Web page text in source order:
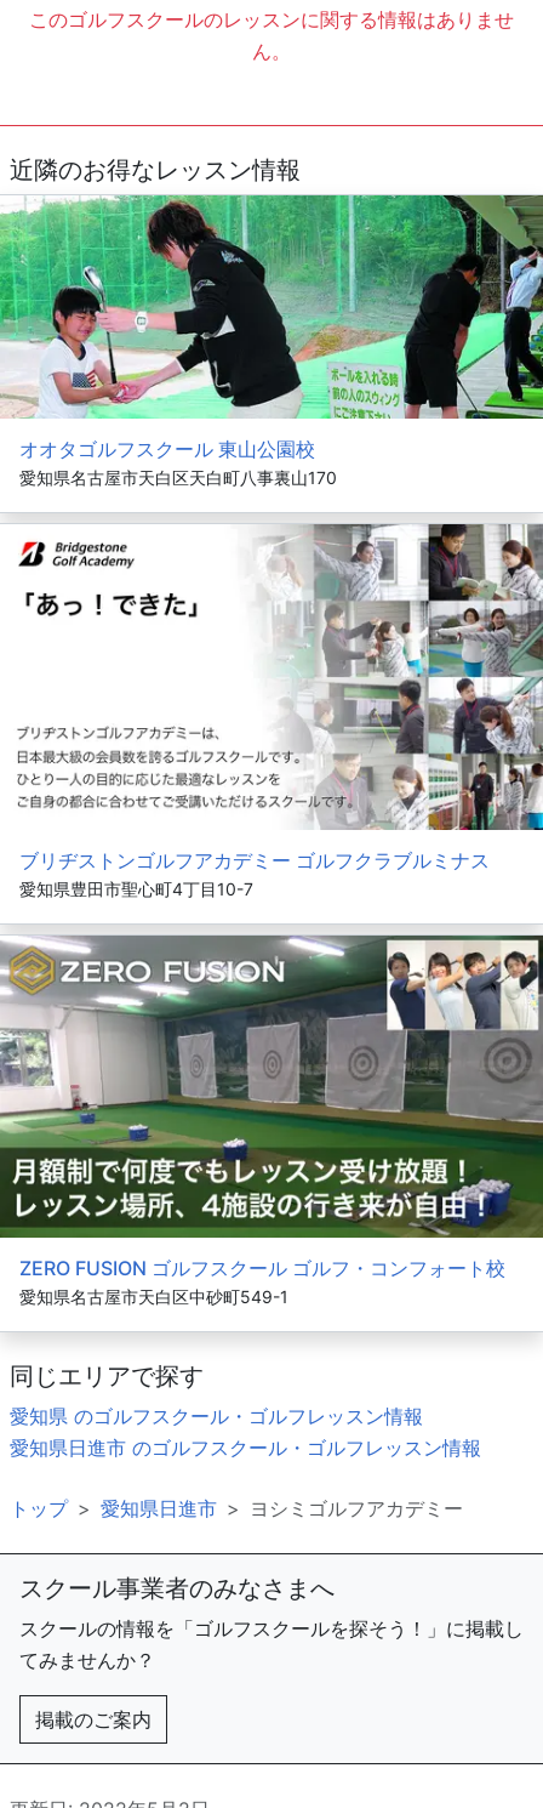
このゴルフスクールのレッスンに関する情報はありませ
ん。
近隣のお得なレッスン情報
オオタゴルフスクール 東山公園校
愛知県名古屋市天白区天白町八事裏山170
ブリヂストンゴルフアカデミー ゴルフクラブルミナス
愛知県豊田市聖心町4丁目10-7
ZERO FUSION ゴルフスクール ゴルフ・コンフォート校
愛知県名古屋市天白区中砂町549-1
同じエリアで探す
愛知県 のゴルフスクール・ゴルフレッスン情報
愛知県日進市 のゴルフスクール・ゴルフレッスン情報
トップ 愛知県日進市 ヨシミゴルフアカデミー
スクール事業者のみなさまへ
スクールの情報を「ゴルフスクールを探そう！」に掲載し
てみませんか？
掲載のご案内